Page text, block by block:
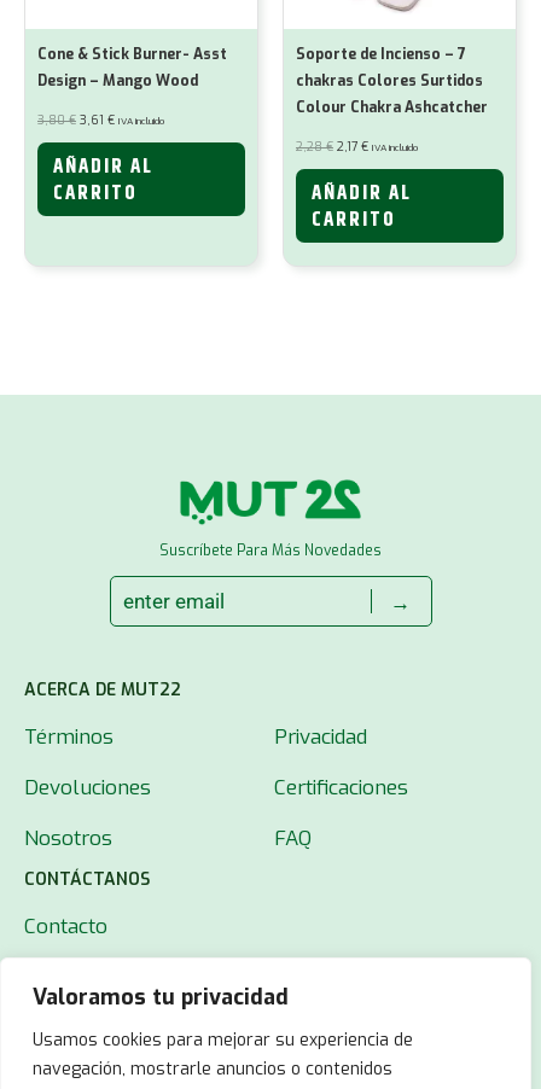
Valoramos tu privacidad
Usamos cookies para mejorar su experiencia de
navegación, mostrarle anuncios o contenidos
Cone & Stick Burner- Asst
Design – Mango Wood
3,80€ El
precio
original
3,80 €.
3,61 €El
actual
3,61 €.
IVA incluido
AÑADIR AL
CARRITO
Soporte de Incienso – 7
chakras Colores Surtidos
Colour Chakra Ashcatcher
2,28€ El
precio
original
2,28 €.
2,17 €El
actual
2,17 €.
IVA incluido
AÑADIR AL
CARRITO
Suscríbete Para Más Novedades
→
ACERCA DE MUT22
Términos
Privacidad
Devoluciones
Certificaciones
Nosotros
FAQ
CONTÁCTANOS
Contacto